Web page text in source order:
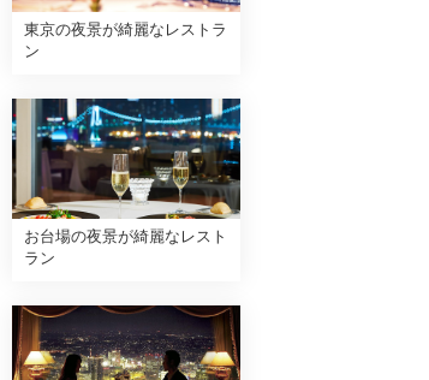
東京の夜景が綺麗なレストラ
ン
お台場の夜景が綺麗なレスト
ラン